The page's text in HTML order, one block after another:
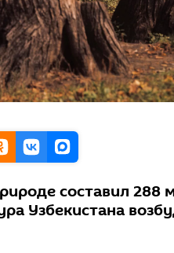
составил 288
Узбекистана